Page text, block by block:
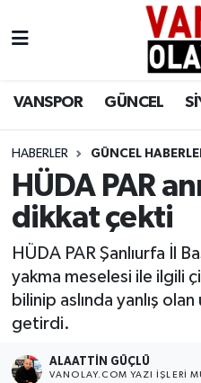
VANSPOR GÜNCEL
HABERLER GÜNCEL
HÜDA PAR
dikkat çekti
HÜDA PAR Şanlıurfa İl
yakma meselesi ile ilgili
bilinip aslında yanlış
getirdi.
ALAATTIN GÜÇLÜ
VANOLAY.COM YAZI İŞLERI
Siyaset
Ekonomi
Sağlık
Eğitim
Van Nöbetçi
Van Namaz Vakitleri
Van Trafik Yoğunluk
Süper Lig Puan
Tüm Manşetler